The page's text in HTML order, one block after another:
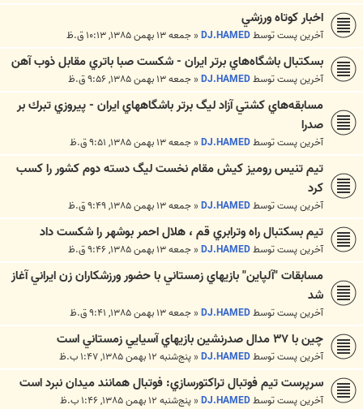
اخبار كوتاه ورزشي
آخرین پست توسطDJ.HAMED
« جمعه ۱۳ بهمن ۱۳۸۵, ۱۰:۱۳ ق.ظ
بسكتبال باشگاه‌هاي برتر ايران - شكست صبا باتري مقابل ذوب آهن
آخرین پست توسطDJ.HAMED
« جمعه ۱۳ بهمن ۱۳۸۵, ۹:۵۶ ق.ظ
مسابقه‌هاي كشتي آزاد ليگ برتر باشگاههاي ايران - پيروزي تبرك بر
صدرا
آخرین پست توسطDJ.HAMED
« جمعه ۱۳ بهمن ۱۳۸۵, ۹:۵۱ ق.ظ
تيم تنيس روميز كيش مقام نخست ليگ دسته دوم كشور را كسب
كرد
آخرین پست توسطDJ.HAMED
« جمعه ۱۳ بهمن ۱۳۸۵, ۹:۴۹ ق.ظ
تيم بسكتبال راه وترابري قم ، هلال احمر بوشهر را شكست داد
آخرین پست توسطDJ.HAMED
« جمعه ۱۳ بهمن ۱۳۸۵, ۹:۴۶ ق.ظ
مسابقات "آلپاين" بازيهاي زمستاني با حضور ورزشكاران زن ايراني آغاز
شد
آخرین پست توسطDJ.HAMED
« جمعه ۱۳ بهمن ۱۳۸۵, ۹:۴۱ ق.ظ
چين با ‪ ۳۷‬مدال صدرنشين بازيهاي آسيايي زمستاني است
آخرین پست توسطDJ.HAMED
« پنج‌شنبه ۱۲ بهمن ۱۳۸۵, ۱:۴۷ ب.ظ
سرپرست تيم فوتبال تراكتورسازي: فوتبال همانند ميدان نبرد است
آخرین پست توسطDJ.HAMED
« پنج‌شنبه ۱۲ بهمن ۱۳۸۵, ۱:۴۶ ب.ظ